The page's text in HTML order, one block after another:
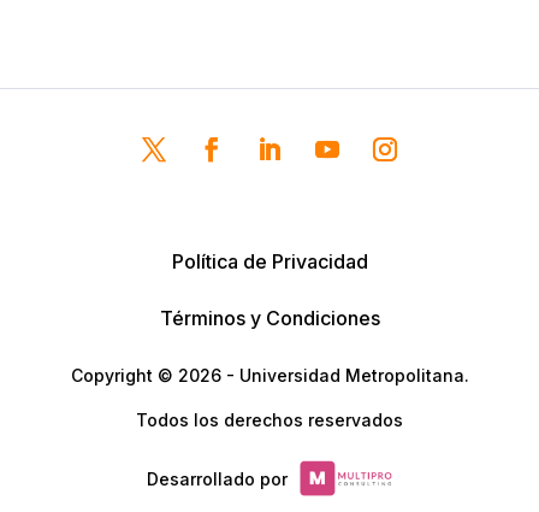
Política de Privacidad
Términos y Condiciones
Copyright © 2026 - Universidad Metropolitana.
Todos los derechos reservados
Desarrollado por